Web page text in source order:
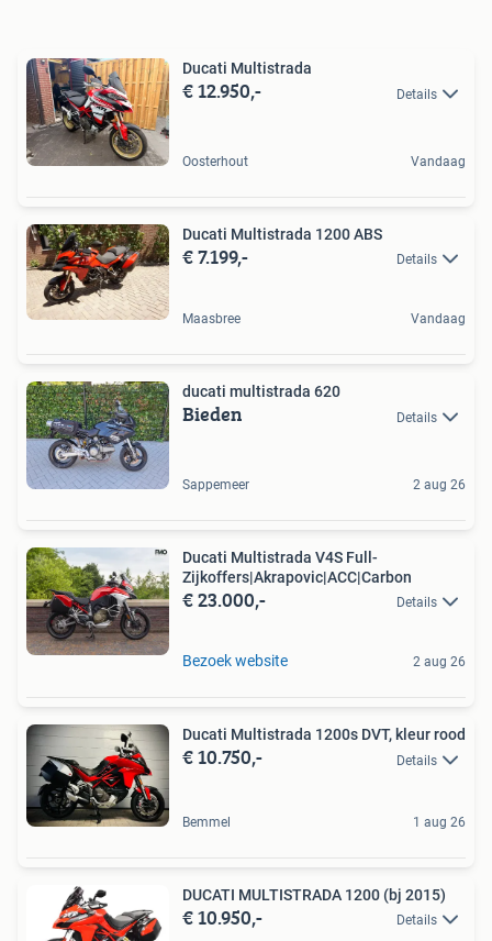
Ducati Multistrada
€ 12.950,- Details
Oosterhout Vandaag
Ducati Multistrada 1200 ABS
€ 7.199,- Details
Maasbree Vandaag
ducati multistrada 620
Bieden Details
Sappemeer 2 aug 26
Ducati Multistrada V4S Full-
Zijkoffers|Akrapovic|ACC|Carbon
€ 23.000,- Details
Bezoek website 2 aug 26
Ducati Multistrada 1200s DVT, kleur rood
€ 10.750,- Details
Bemmel 1 aug 26
DUCATI MULTISTRADA 1200 (bj 2015)
€ 10.950,- Details